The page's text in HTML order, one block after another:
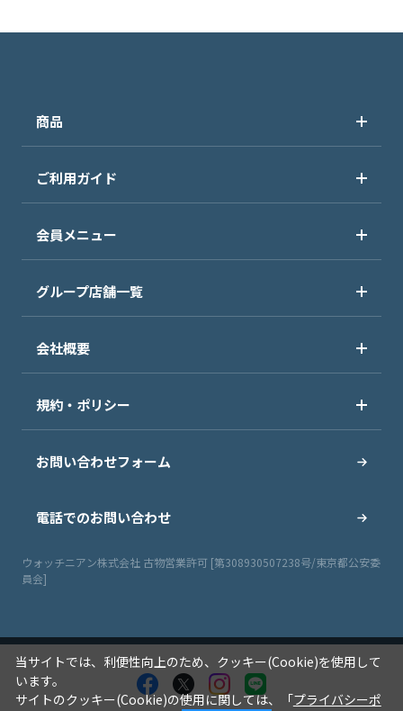
商品
ご利用ガイド
会員メニュー
グループ店舗一覧
会社概要
規約・ポリシー
お問い合わせフォーム
電話でのお問い合わせ
ウォッチニアン株式会社 古物営業許可 [第308930507238号/東京都公安委
員会]
当サイトでは、利便性向上のため、クッキー(Cookie)を使用して
います。
サイトのクッキー(Cookie)の使用に関しては、「プライバシーポ